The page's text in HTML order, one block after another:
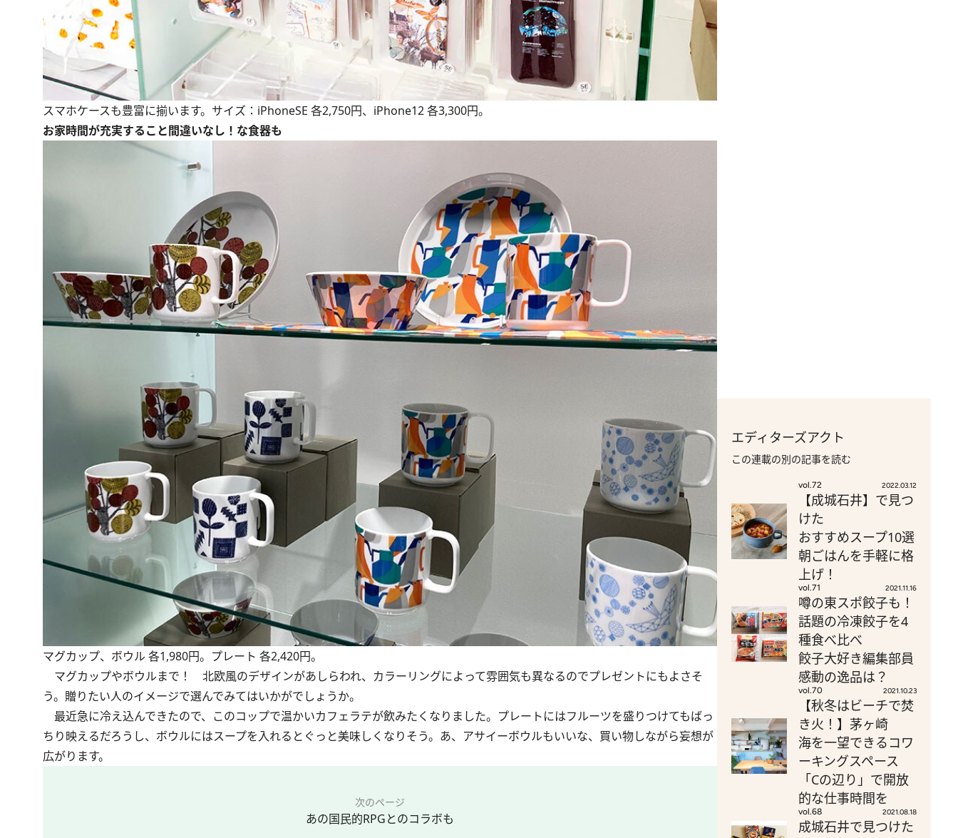
スマホケースも豊富に揃います。サイズ：iPhoneSE 各2,750円、iPhone12 各3,300円。
お家時間が充実すること間違いなし！な食器も
マグカップ、ボウル 各1,980円。プレート 各2,420円。
マグカップやボウルまで！ 北欧風のデザインがあしらわれ、カラーリングによって雰囲気も異なるのでプレゼントにもよさそ
う。贈りたい人のイメージで選んでみてはいかがでしょうか。
最近急に冷え込んできたので、このコップで温かいカフェラテが飲みたくなりました。プレートにはフルーツを盛りつけてもばっ
ちり映えるだろうし、ボウルにはスープを入れるとぐっと美味しくなりそう。あ、アサイーボウルもいいな、買い物しながら妄想が
広がります。
次のページ
あの国民的RPGとのコラボも
エディターズアクト
この連載の別の記事を読む
vol.72 2022.03.12
【成城石井】で見つ
けた
おすすめスープ10選
朝ごはんを手軽に格
上げ！
vol.71 2021.11.16
噂の東スポ餃子も！
話題の冷凍餃子を4
種食べ比べ
餃子大好き編集部員
感動の逸品は？
vol.70 2021.10.23
【秋冬はビーチで焚
き火！】茅ヶ崎
海を一望できるコワ
ーキングスペース
「Cの辺り」で開放
的な仕事時間を
vol.68 2021.08.18
成城石井で見つけた